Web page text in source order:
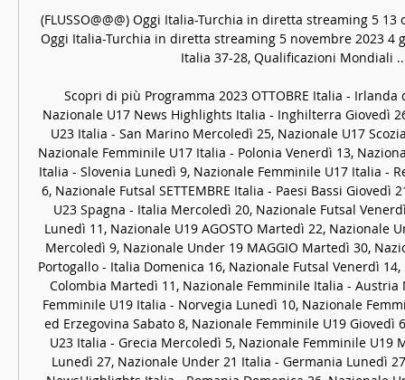
(FLUSSO@@@) Oggi Italia-Turchia in diretta streaming 5 13
Oggi Italia-Turchia in diretta streaming 5 novembre 2023 4
Italia 37-28, Qualificazioni Mondiali
Scopri di più Programma 2023 OTTOBRE Italia - Irlanda
Nazionale U17 News Highlights Italia - Inghilterra Giovedì
U23 Italia - San Marino Mercoledì 25, Nazionale U17
Nazionale Femminile U17 Italia - Polonia Venerdì 13,
Italia - Slovenia Lunedì 9, Nazionale Femminile U17 Italia -
6, Nazionale Futsal SETTEMBRE Italia - Paesi Bassi Giovedì
U23 Spagna - Italia Mercoledì 20, Nazionale Futsal
Lunedì 11, Nazionale U19 AGOSTO Martedì 22, Nazionale
Mercoledì 9, Nazionale Under 19 MAGGIO Martedì 30,
Portogallo - Italia Domenica 16, Nazionale Futsal Venerdì
Colombia Martedì 11, Nazionale Femminile Italia - Austria
Femminile U19 Italia - Norvegia Lunedì 10, Nazionale
ed Erzegovina Sabato 8, Nazionale Femminile U19 Giovedì
U23 Italia - Grecia Mercoledì 5, Nazionale Femminile U19
Lunedì 27, Nazionale Under 21 Italia - Germania Lunedì